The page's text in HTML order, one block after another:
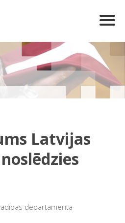
Latvijas
departamenta